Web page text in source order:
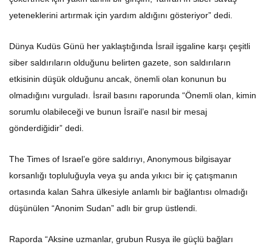
yeteneklerini artırmak için yardım aldığını gösteriyor” dedi.
Dünya Kudüs Günü her yaklaştığında İsrail işgaline karşı çeşitli
siber saldırıların olduğunu belirten gazete, son saldırıların
etkisinin düşük olduğunu ancak, önemli olan konunun bu
olmadığını vurguladı. İsrail basını raporunda “Önemli olan, kimin
sorumlu olabileceği ve bunun İsrail’e nasıl bir mesaj
gönderdiğidir” dedi.
The Times of Israel’e göre saldırıyı, Anonymous bilgisayar
korsanlığı topluluğuyla veya şu anda yıkıcı bir iç çatışmanın
ortasında kalan Sahra ülkesiyle anlamlı bir bağlantısı olmadığı
düşünülen “Anonim Sudan” adlı bir grup üstlendi.
Raporda “Aksine uzmanlar, grubun Rusya ile güçlü bağları